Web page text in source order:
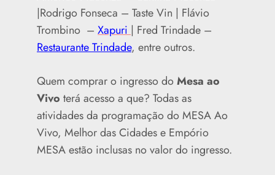
|Rodrigo Fonseca – Taste Vin | Flávio
Trombino – Xapuri | Fred Trindade –
Restaurante Trindade, entre outros.
Quem comprar o ingresso doMesa ao
Vivo terá acesso a que? Todas as
atividades da programação do MESA Ao
Vivo, Melhor das Cidades e Empório
MESA estão inclusas no valor do ingresso.